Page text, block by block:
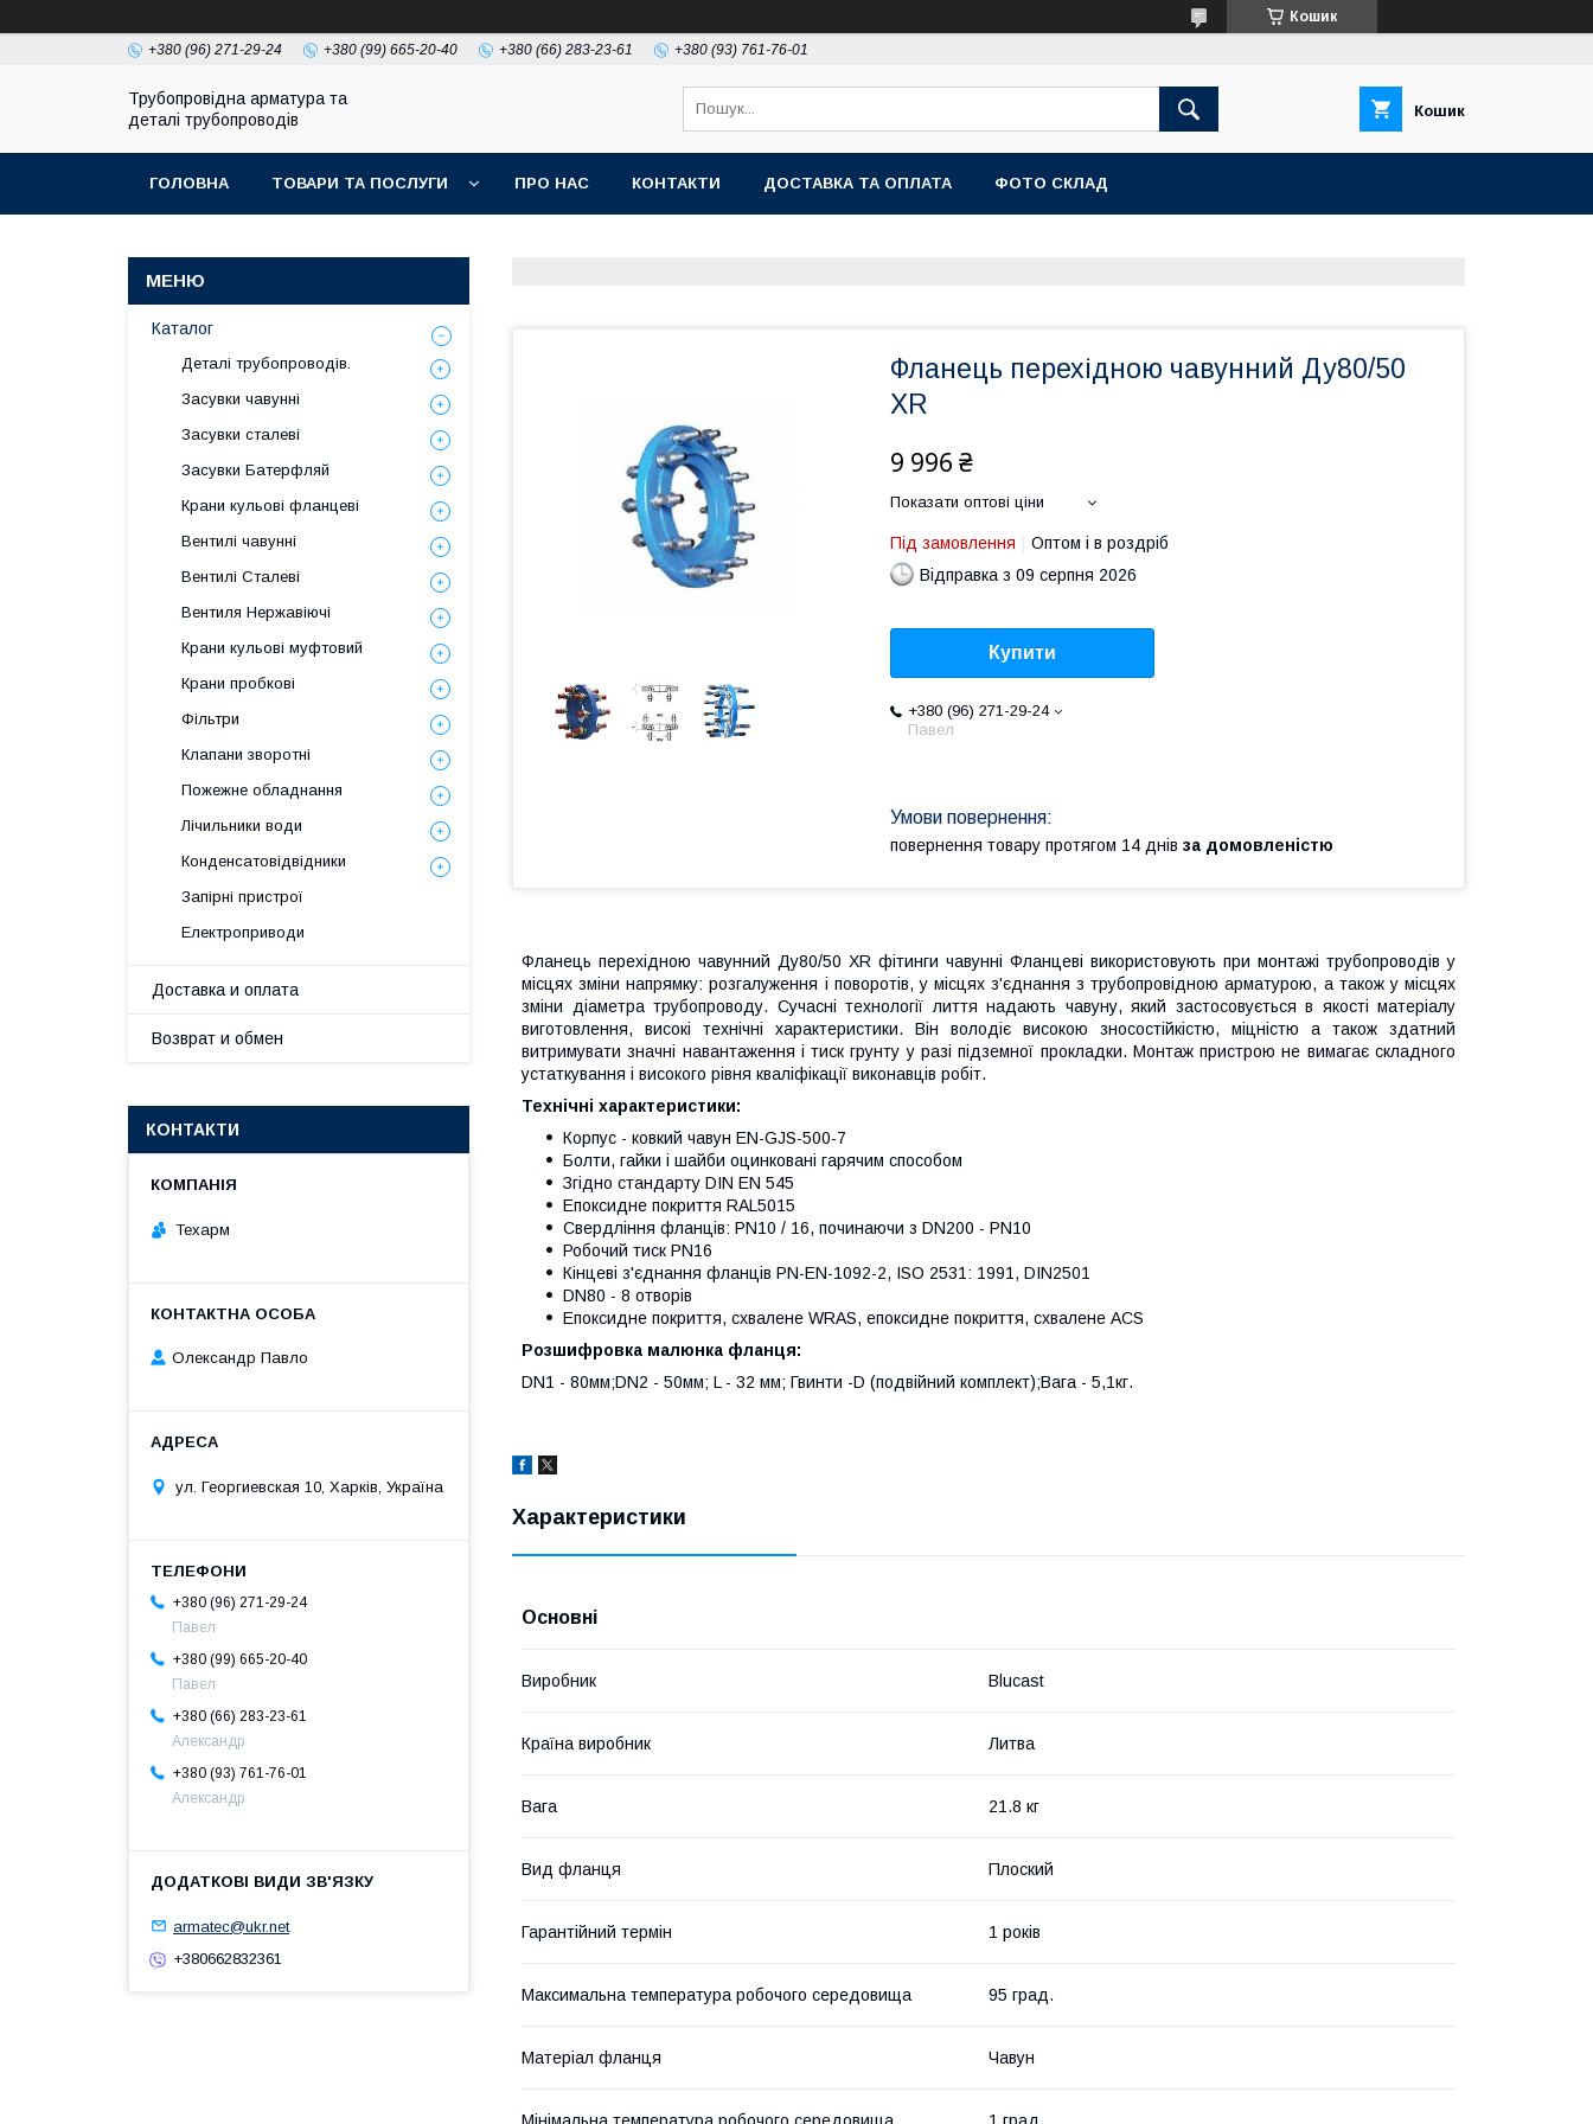
Кошик
+380 (96) 271-29-24 +380 (99) 665-20-40 +380 (66) 283-23-61 +380 (93) 761-76-01
Трубопровідна арматура та
деталі трубопроводів
Кошик
ГОЛОВНА ТОВАРИ ТА ПОСЛУГИ ПРО НАС КОНТАКТИ ДОСТАВКА ТА ОПЛАТА ФОТО СКЛАД
Фланець перехідною чавунний Ду80/50
XR
9 996 ₴
Показати оптові ціни
Під замовлення
Оптом і в роздріб
Відправка з 09 серпня 2026
Купити
+380 (96) 271-29-24
Павел
повернення товару протягом 14 днів за домовленістю
Фланець перехідною чавунний Ду80/50 XR фітинги чавунні Фланцеві використовують при монтажі трубопроводів у
місцях зміни напрямку: розгалуження і поворотів, у місцях з'єднання з трубопровідною арматурою, а також у місцях
зміни діаметра трубопроводу. Сучасні технології лиття надають чавуну, який застосовується в якості матеріалу
виготовлення, високі технічні характеристики. Він володіє високою зносостійкістю, міцністю а також здатний
витримувати значні навантаження і тиск грунту у разі підземної прокладки. Монтаж пристрою не вимагає складного
устаткування і високого рівня кваліфікації виконавців робіт.
Технічні характеристики:
Корпус - ковкий чавун EN-GJS-500-7
Болти, гайки і шайби оцинковані гарячим способом
Згідно стандарту DIN EN 545
Епоксидне покриття RAL5015
Свердління фланців: PN10 / 16, починаючи з DN200 - PN10
Робочий тиск PN16
Кінцеві з'єднання фланців PN-EN-1092-2, ISO 2531: 1991, DIN2501
DN80 - 8 отворів
Епоксидне покриття, схвалене WRAS, епоксидне покриття, схвалене ACS
Розшифровка малюнка фланця:
DN1 - 80мм;DN2 - 50мм; L - 32 мм; Гвинти -D (подвійний комплект);Вага - 5,1кг.
Характеристики
Основні
Виробник Blucast
Країна виробник Литва
Вага 21.8 кг
Вид фланця Плоский
Гарантійний термін 1 років
Максимальна температура робочого середовища 95 град.
Матеріал фланця Чавун
Мінімальна температура робочого середовища 1 град.
Каталог
Деталі трубопроводів.
Засувки чавунні
Засувки сталеві
Засувки Батерфляй
Крани кульові фланцеві
Вентилі чавунні
Вентилі Сталеві
Вентиля Нержавіючі
Крани кульові муфтовий
Крани пробкові
Фільтри
Клапани зворотні
Пожежне обладнання
Лічильники води
Конденсатовідвідники
Запірні пристрої
Електроприводи
Доставка и оплата
Возврат и обмен
КОНТАКТИ
Техарм
Олександр Павло
ул. Георгиевская 10, Харків, Україна
+380 (96) 271-29-24
Павел
+380 (99) 665-20-40
Павел
+380 (66) 283-23-61
Александр
+380 (93) 761-76-01
Александр
armatec@ukr.net
+380662832361